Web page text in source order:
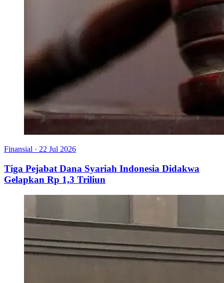
Finansial · 22 Jul 2026
Tiga Pejabat Dana Syariah Indonesia Didakwa
Gelapkan Rp 1,3 Triliun